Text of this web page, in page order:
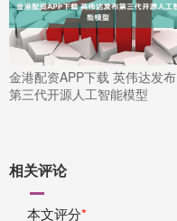
金港配资APP下载 英伟达发布
第三代开源人工智能模型
相关评论
本文评分*